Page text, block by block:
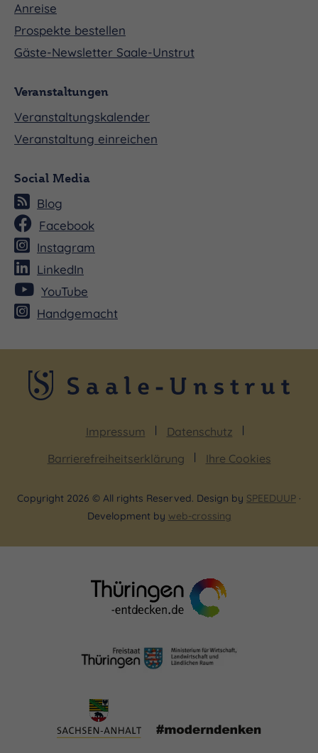
Anreise
Prospekte bestellen
Gäste-Newsletter Saale-Unstrut
Veranstaltungen
Veranstaltungskalender
Veranstaltung einreichen
Social Media
Blog
Facebook
Instagram
LinkedIn
YouTube
Handgemacht
Impressum
Datenschutz
Barrierefreiheitserklärung
Ihre Cookies
Copyright 2026 © All rights Reserved. Design by SPEEDUUP ·
Development by web-crossing